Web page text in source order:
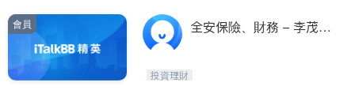
會員
全安保險、財務 - 李茂洪
投資理財